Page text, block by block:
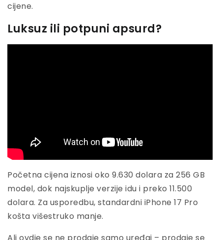
cijene.
Luksuz ili potpuni apsurd?
Početna cijena iznosi oko 9.630 dolara za 256 GB
model, dok najskuplje verzije idu i preko 11.500
dolara. Za usporedbu, standardni iPhone 17 Pro
košta višestruko manje.
Ali ovdje se ne prodaje samo uređaj – prodaje se